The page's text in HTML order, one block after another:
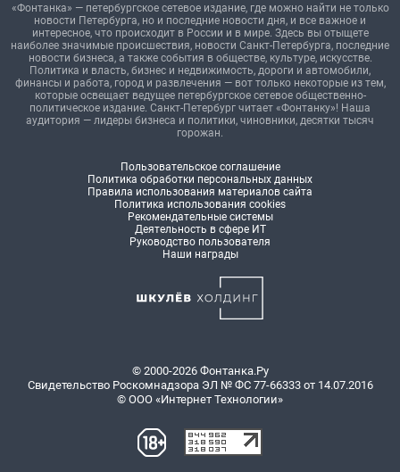
«Фонтанка» — петербургское сетевое издание, где можно найти не только
новости Петербурга, но и последние новости дня, и все важное и
интересное, что происходит в России и в мире. Здесь вы отыщете
наиболее значимые происшествия, новости Санкт-Петербурга, последние
новости бизнеса, а также события в обществе, культуре, искусстве.
Политика и власть, бизнес и недвижимость, дороги и автомобили,
финансы и работа, город и развлечения — вот только некоторые из тем,
которые освещает ведущее петербургское сетевое общественно-
политическое издание. Санкт-Петербург читает «Фонтанку»! Наша
аудитория — лидеры бизнеса и политики, чиновники, десятки тысяч
горожан.
Пользовательское соглашение
Политика обработки персональных данных
Правила использования материалов сайта
Политика использования cookies
Рекомендательные системы
Деятельность в сфере ИТ
Руководство пользователя
Наши награды
© 2000-2026 Фонтанка.Ру
Свидетельство Роскомнадзора ЭЛ № ФС 77-66333 от 14.07.2016
© ООО «Интернет Технологии»